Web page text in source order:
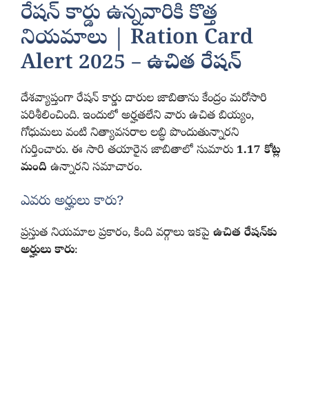
రేషన్ కార్డు ఉన్నవారికి కొత్త
నియమాలు | Ration Card
Alert 2025 – ఉచిత రేషన్‌
దేశవ్యాప్తంగా రేషన్ కార్డు దారుల జాబితాను కేంద్రం మరోసారి
పరిశీలించింది. ఇందులో అర్హతలేని వారు ఉచిత బియ్యం,
గోధుమలు వంటి నిత్యావసరాల లబ్ధి పొందుతున్నారని
గుర్తించారు. ఈ సారి తయారైన జాబితాలో సుమారు 1.17 కోట్ల
మంది ఉన్నారని సమాచారం.
ఎవరు అర్హులు కారు?
ప్రస్తుత నియమాల ప్రకారం, కింది వర్గాలు ఇకపై ఉచిత రేషన్‌కు
అర్హులు కారు: